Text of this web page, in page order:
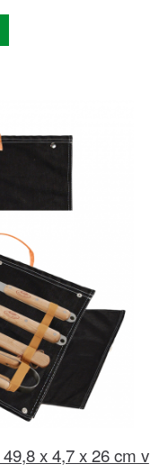
x 4,7 x 26 cm v